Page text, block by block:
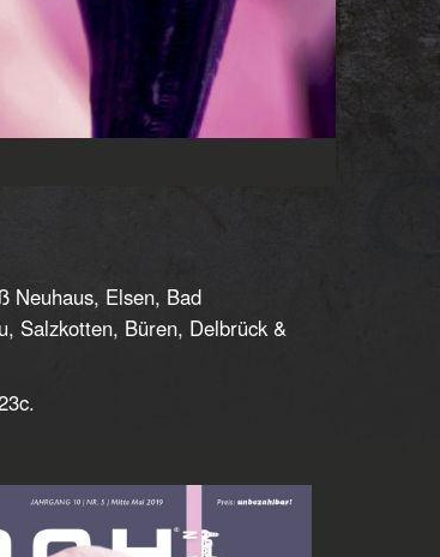
Neuhaus, Elsen, Bad
Salzkotten, Büren, Delbrück &